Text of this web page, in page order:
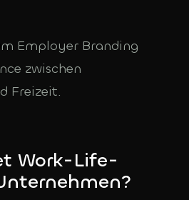
Employer Branding
zwischen
Freizeit.
Work-Life-